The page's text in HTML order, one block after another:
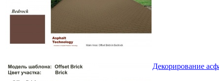
Декорирование